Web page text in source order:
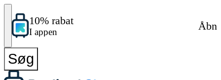
10% rabat
I appen
Åbn
Søg